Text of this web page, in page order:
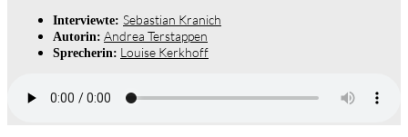
Interviewte: Sebastian Kranich
Autorin: Andrea Terstappen
Sprecherin: Louise Kerkhoff